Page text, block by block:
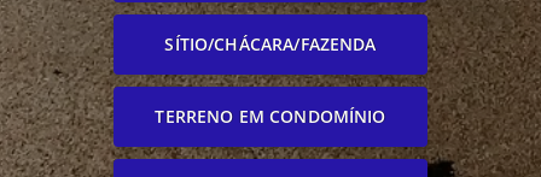
SÍTIO/CHÁCARA/FAZENDA
TERRENO EM CONDOMÍNIO